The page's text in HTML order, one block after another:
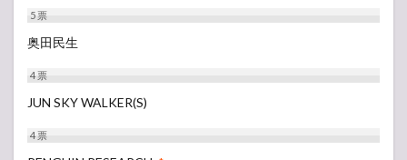
5票
奥田民生
4票
JUN SKY WALKER(S)
4票